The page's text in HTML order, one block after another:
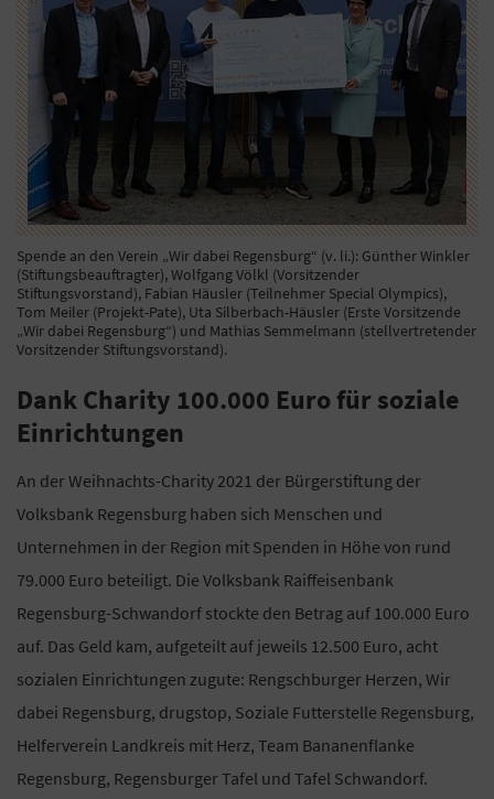
Spende an den Verein „Wir dabei Regensburg“ (v. li.): Günther Winkler
(Stiftungsbeauftragter), Wolfgang Völkl (Vorsitzender
Stiftungsvorstand), Fabian Häusler (Teilnehmer Special Olympics),
Tom Meiler (Projekt-Pate), Uta Silberbach-Häusler (Erste Vorsitzende
„Wir dabei Regensburg“) und Mathias Semmelmann (stellvertretender
Vorsitzender Stiftungsvorstand).
Dank Charity 100.000 Euro für soziale
Einrichtungen
An der Weihnachts-Charity 2021 der Bürgerstiftung der
Volksbank Regensburg haben sich Menschen und
Unternehmen in der Region mit Spenden in Höhe von rund
79.000 Euro beteiligt. Die Volksbank Raiffeisenbank
Regensburg-Schwandorf stockte den Betrag auf 100.000 Euro
auf. Das Geld kam, aufgeteilt auf jeweils 12.500 Euro, acht
sozialen Einrichtungen zugute: Rengschburger Herzen, Wir
dabei Regensburg, drugstop, Soziale Futterstelle Regensburg,
Helferverein Landkreis mit Herz, Team Bananenflanke
Regensburg, Regensburger Tafel und Tafel Schwandorf.